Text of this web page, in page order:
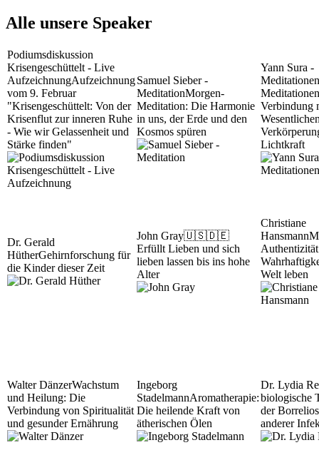
Alle unsere Speaker
Podiumsdiskussion
Krisengeschüttelt - Live
AufzeichnungAufzeichnung
vom 9. Februar
"Krisengeschüttelt: Von der
Krisenflut zur inneren Ruhe
- Wie wir Gelassenheit und
Stärke finden"
Samuel Sieber -
MeditationMorgen-
Meditation: Die Harmonie
in uns, der Erde und den
Kosmos spüren
Yann Sura -
Meditationen
Verbindung
Lichtkraft
Dr. Gerald
HütherGehirnforschung für
die Kinder dieser Zeit
John Gray🇺🇸🇩🇪
Erfüllt Lieben und sich
lieben lassen bis ins hohe
Alter
Christiane
Hansmann
Welt leben
Walter DänzerWachstum
und Heilung: Die
Verbindung von Spiritualität
und gesunder Ernährung
Ingeborg
StadelmannAromatherapie:
Die heilende Kraft von
ätherischen Ölen
Dr. Lydia
biologische
der
anderer